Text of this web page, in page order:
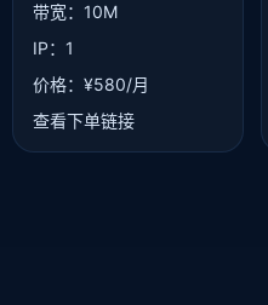
带宽：10M
IP：1
价格：¥580/月
查看下单链接